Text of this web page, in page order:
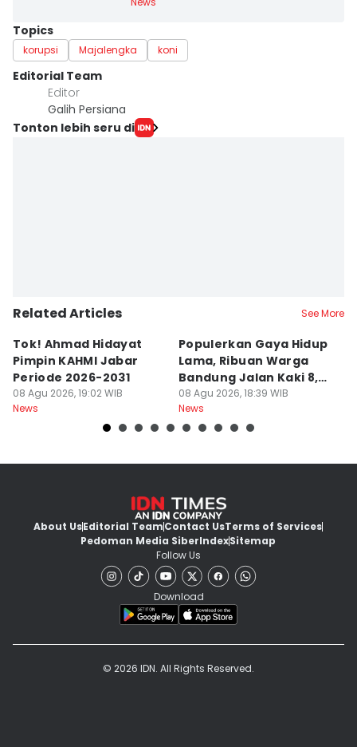
Topics
korupsi Majalengka koni
Editorial Team
Editor
Galih Persiana
Tonton lebih seru di
Related Articles See More
Tok! Ahmad Hidayat
Pimpin KAHMI Jabar
Periode 2026-2031
08 Agu 2026, 19:02 WIB
News
Populerkan Gaya Hidup
Lama, Ribuan Warga
Bandung Jalan Kaki 8,8
Km
08 Agu 2026, 18:39 WIB
News
About UsEditorial TeamContact UsTerms of Services
Pedoman Media SiberIndexSitemap
Follow Us
Download
© 2026 IDN. All Rights Reserved.